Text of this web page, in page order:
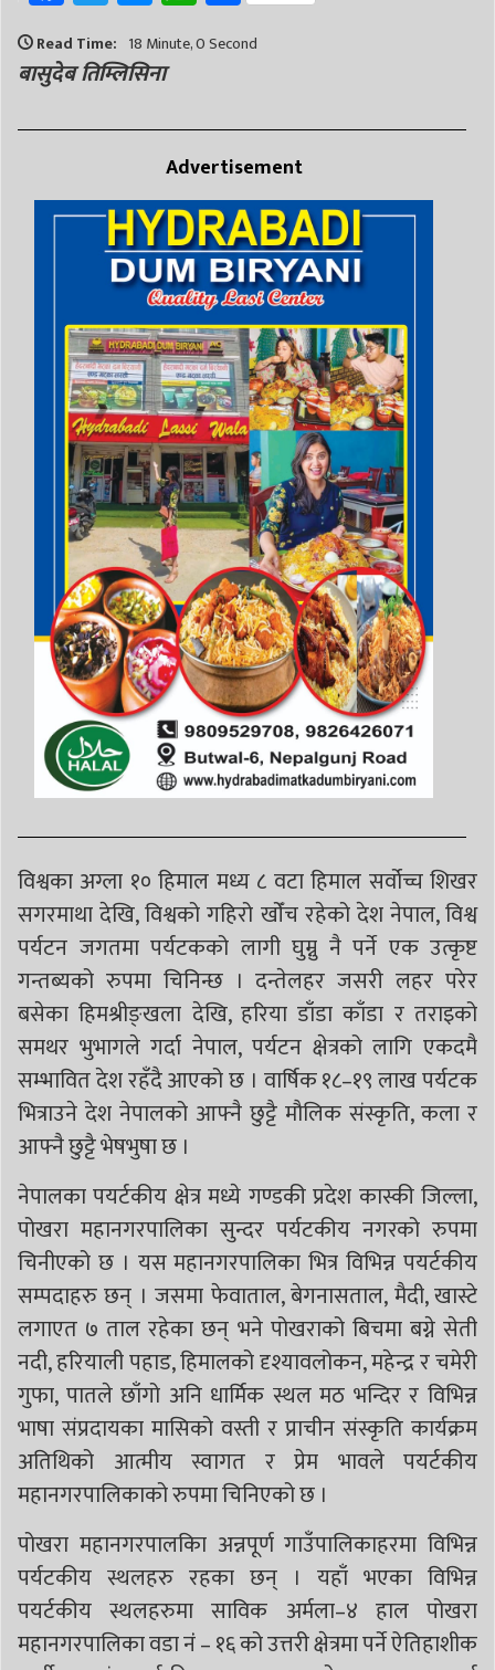
Read Time: 18 Minute, 0 Second
बासुदेब तिम्लिसिना
Advertisement
विश्वका अग्ला १० हिमाल मध्य ८ वटा हिमाल सर्वोच्च शिखर
सगरमाथा देखि, विश्वको गहिरो खोँच रहेको देश नेपाल, विश्व
पर्यटन जगतमा पर्यटकको लागी घुम्नु नै पर्ने एक उत्कृष्ट
गन्तब्यको रुपमा चिनिन्छ । दन्तेलहर जसरी लहर परेर
बसेका हिमश्रीङ्खला देखि, हरिया डाँडा काँडा र तराइको
समथर भुभागले गर्दा नेपाल, पर्यटन क्षेत्रको लागि एकदमै
सम्भावित देश रहँदै आएको छ । वार्षिक १८–१९ लाख पर्यटक
भित्राउने देश नेपालको आफ्नै छुट्टै मौलिक संस्कृति, कला र
आफ्नै छुट्टै भेषभुषा छ ।
नेपालका पयर्टकीय क्षेत्र मध्ये गण्डकी प्रदेश कास्की जिल्ला,
पोखरा महानगरपालिका सुन्दर पर्यटकीय नगरको रुपमा
चिनीएको छ । यस महानगरपालिका भित्र विभिन्न पयर्टकीय
सम्पदाहरु छन् । जसमा फेवाताल, बेगनासताल, मैदी, खास्टे
लगाएत ७ ताल रहेका छन् भने पोखराको बिचमा बग्ने सेती
नदी, हरियाली पहाड, हिमालको दृश्यावलोकन, महेन्द्र र चमेरी
गुफा, पातले छाँगो अनि धार्मिक स्थल मठ भन्दिर र विभिन्न
भाषा संप्रदायका मासिको वस्ती र प्राचीन संस्कृति कार्यक्रम
अतिथिको आत्मीय स्वागत र प्रेम भावले पयर्टकीय
महानगरपालिकाको रुपमा चिनिएको छ ।
पोखरा महानगरपालकिा अन्नपूर्ण गाउँपालिकाहरमा विभिन्न
पर्यटकीय स्थलहरु रहका छन् । यहाँ भएका विभिन्न
पयर्टकीय स्थलहरुमा साविक अर्मला–४ हाल पोखरा
महानगरपालिका वडा नंं – १६ को उत्तरी क्षेत्रमा पर्ने ऐतिहाशीक